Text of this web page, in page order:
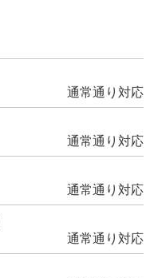
通常通り対応
通常通り対応
通常通り対応
通常通り対応